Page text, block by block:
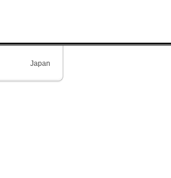
Japan